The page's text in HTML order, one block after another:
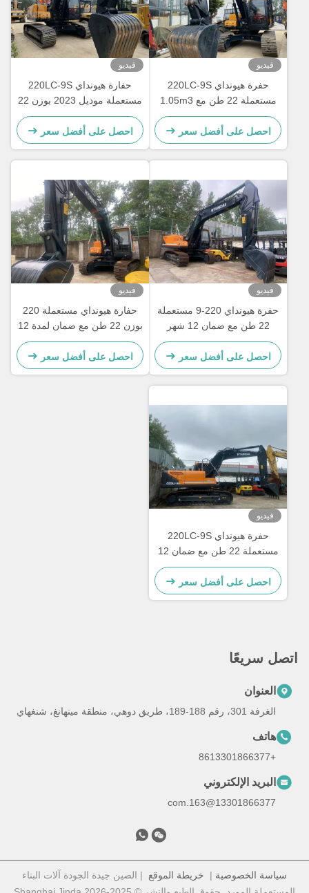
فيديو
حفرة هيونداي 220LC-9S
مستعملة 22 طن مع 1.05m3
دلو
احصل على أفضل سعر
فيديو
حفارة هيونداي 220LC-9S
مستعملة موديل 2023 بوزن 22
طن مع جرافة 1.05 متر مكعب
احصل على أفضل سعر
فيديو
حفرة هيونداي 220-9 مستعملة
22 طن مع ضمان 12 شهر
احصل على أفضل سعر
فيديو
حفارة هيونداي مستعملة 220
بوزن 22 طن مع ضمان لمدة 12
شهرًا
احصل على أفضل سعر
فيديو
حفرة هيونداي 220LC-9S
مستعملة 22 طن مع ضمان 12
شهرا
احصل على أفضل سعر
اتصل سريعًا
العنوان
الغرفة 301، رقم 188-189، طريق دوهي، منطقة مينهانغ، شنغهاي
هاتف
+8613301866377
البريد الإلكتروني
13301866377@163.com
سياسة الخصوصية| خريطة الموقع| الصين جيدة الجودة آلات البناء